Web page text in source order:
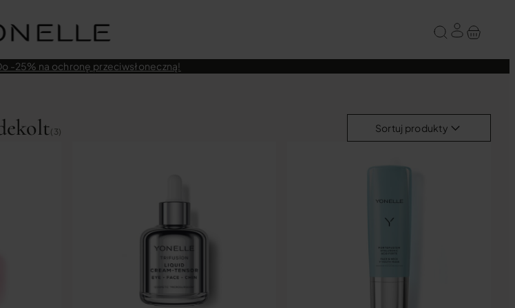
-25% na ochronę przeciwsłoneczną!
(3) Sortuj produkty